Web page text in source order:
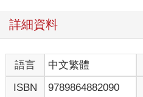
詳細資料
語言 中文繁體
ISBN
9789864882090